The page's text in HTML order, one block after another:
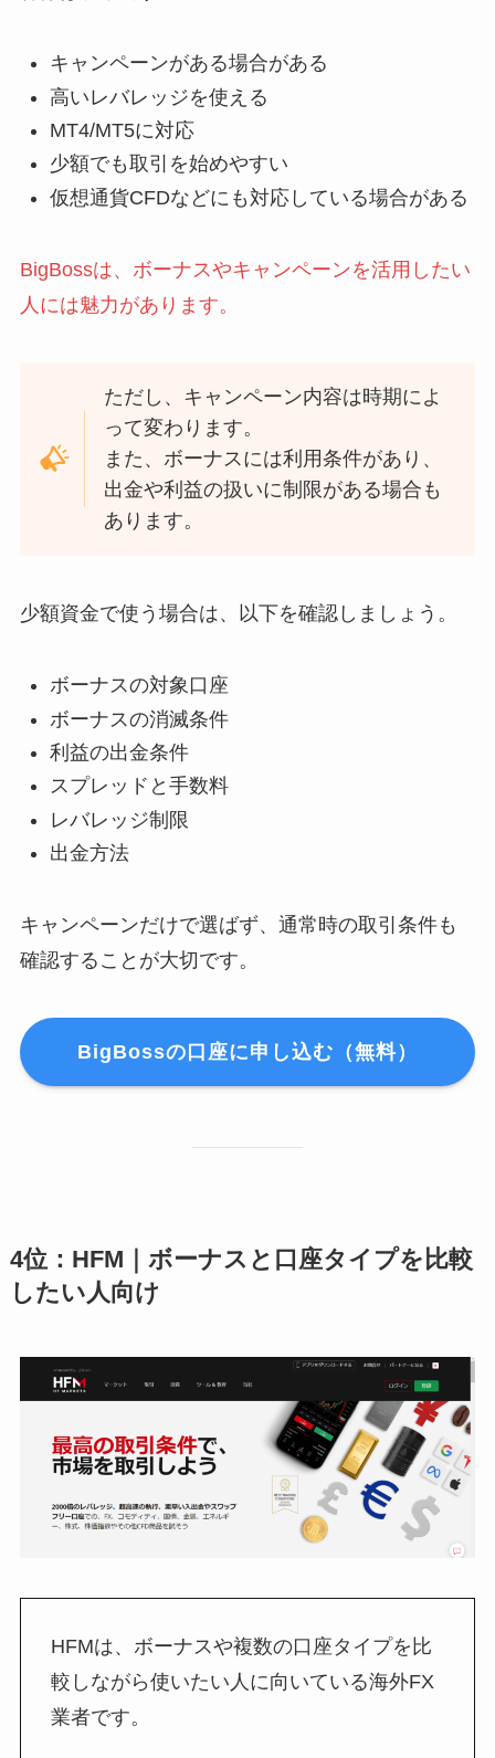
キャンペーンがある場合がある
高いレバレッジを使える
MT4/MT5に対応
少額でも取引を始めやすい
仮想通貨CFDなどにも対応している場合がある
BigBossは、ボーナスやキャンペーンを活用したい
人には魅力があります。
ただし、キャンペーン内容は時期によ
って変わります。
また、ボーナスには利用条件があり、
出金や利益の扱いに制限がある場合も
あります。
少額資金で使う場合は、以下を確認しましょう。
ボーナスの対象口座
ボーナスの消滅条件
利益の出金条件
スプレッドと手数料
レバレッジ制限
出金方法
キャンペーンだけで選ばず、通常時の取引条件も
確認することが大切です。
BigBossの口座に申し込む（無料）
4位：HFM｜ボーナスと口座タイプを比較
したい人向け
HFMは、ボーナスや複数の口座タイプを比
較しながら使いたい人に向いている海外FX
業者です。